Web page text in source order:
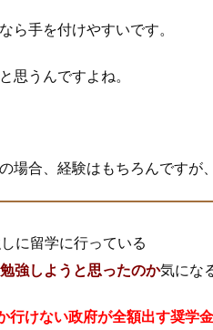
ら手を付けやすいです。
思うんですよね。
場合、経験はもちろんですが、
に留学に行っている
強しようと思ったのか気にな
行けない政府が全額出す奨学金